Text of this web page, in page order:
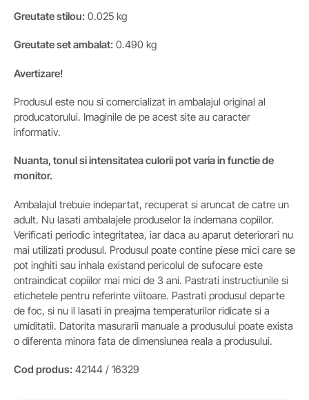
Greutate stilou: 0.025 kg
Greutate set ambalat: 0.490 kg
Avertizare!
Produsul este nou si comercializat in ambalajul original al
producatorului. Imaginile de pe acest site au caracter
informativ.
Nuanta, tonul si intensitatea culorii pot varia in functie de
monitor.
Ambalajul trebuie indepartat, recuperat si aruncat de catre un
adult. Nu lasati ambalajele produselor la indemana copiilor.
Verificati periodic integritatea, iar daca au aparut deteriorari nu
mai utilizati produsul. Produsul poate contine piese mici care se
pot inghiti sau inhala existand pericolul de sufocare este
ontraindicat copiilor mai mici de 3 ani. Pastrati instructiunile si
etichetele pentru referinte viitoare. Pastrati produsul departe
de foc, si nu il lasati in preajma temperaturilor ridicate si a
umiditatii. Datorita masurarii manuale a produsului poate exista
o diferenta minora fata de dimensiunea reala a produsului.
Cod produs: 42144 / 16329